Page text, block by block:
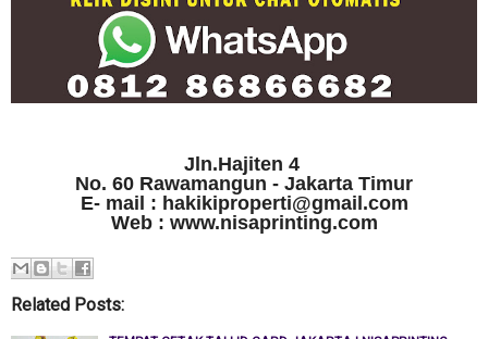
Jln.Hajiten 4
No. 60 Rawamangun - Jakarta Timur
E- mail : hakikiproperti@gmail.com
Web : www.nisaprinting.com
Related Posts: